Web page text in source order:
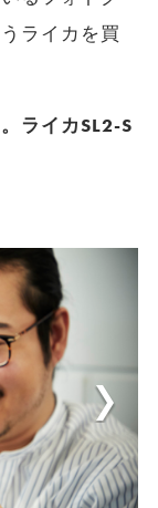
ライカを買
ライカSL2-S